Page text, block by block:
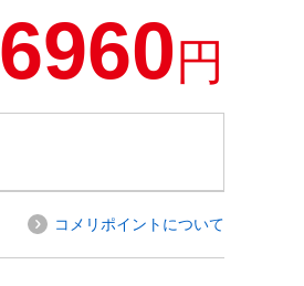
6960円
コメリポイントについて